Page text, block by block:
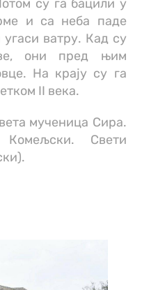
су га бацили у
и са неба паде
ватру. Кад су
они пред њим
На крају су га
II века.
мученица Сира.
Комељски. Свети